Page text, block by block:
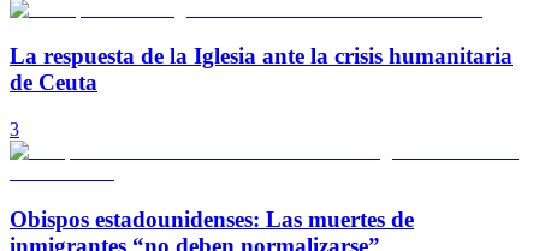
La respuesta de la Iglesia ante la crisis humanitaria
de Ceuta
3
Obispos estadounidenses: Las muertes de
inmigrantes “no deben normalizarse”